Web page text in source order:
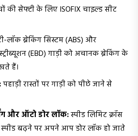
की सेफ्टी के लिए ISOFIX चाइल्ड सीट
लॉक ब्रेकिंग सिस्टम (ABS) और
(EBD) गाड़ी को अचानक ब्रेकिंग के
हैं।
पहाड़ी रास्तों पर गाड़ी को पीछे जाने से
और ऑटो डोर लॉक:स्पीड लिमिट क्रॉस
बढ़ने पर अपने आप डोर लॉक हो जाते